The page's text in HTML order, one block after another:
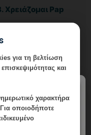
Pap
ολική
Αν διατηρείτε
Pap test
ιστορικό. Τι
για τη βελτίωση
και
χαρακτήρα
οποιοδήποτε